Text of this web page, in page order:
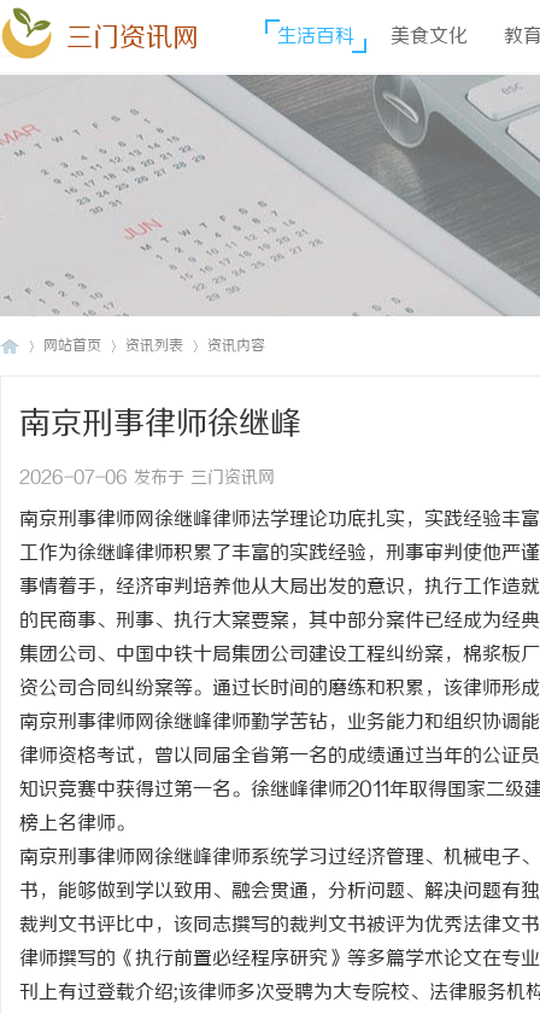
三门资讯网 生活百科 美食文化 教
网站首页 资讯列表 资讯内容
南京刑事律师徐继峰
2026-07-06 发布于 三门资讯网
南京刑事律师网徐继峰律师法学理论功底扎实，实践经验丰
工作为徐继峰律师积累了丰富的实践经验，刑事审判使他严
事情着手，经济审判培养他从大局出发的意识，执行工作造
的民商事、刑事、执行大案要案，其中部分案件已经成为经
集团公司、中国中铁十局集团公司建设工程纠纷案，棉浆板
资公司合同纠纷案等。通过长时间的磨练和积累，该律师形
南京刑事律师网徐继峰律师勤学苦钻，业务能力和组织协调
律师资格考试，曾以同届全省第一名的成绩通过当年的公证
知识竞赛中获得过第一名。徐继峰律师2011年取得国家二
榜上名律师。
南京刑事律师网徐继峰律师系统学习过经济管理、机械电子
书，能够做到学以致用、融会贯通，分析问题、解决问题有
裁判文书评比中，该同志撰写的裁判文书被评为优秀法律文
律师撰写的《执行前置必经程序研究》等多篇学术论文在专
刊上有过登载介绍;该律师多次受聘为大专院校、法律服务机